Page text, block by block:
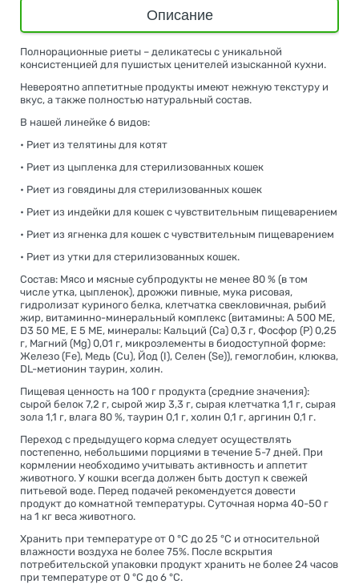
Описание
Полнорационные риеты – деликатесы с уникальной
консистенцией для пушистых ценителей изысканной кухни.
Невероятно аппетитные продукты имеют нежную текстуру и
вкус, а также полностью натуральный состав.
В нашей линейке 6 видов:
• Риет из телятины для котят
• Риет из цыпленка для стерилизованных кошек
• Риет из говядины для стерилизованных кошек
• Риет из индейки для кошек с чувствительным пищеварением
• Риет из ягненка для кошек с чувствительным пищеварением
• Риет из утки для стерилизованных кошек.
Состав: Мясо и мясные субпродукты не менее 80 % (в том
числе утка, цыпленок), дрожжи пивные, мука рисовая,
гидролизат куриного белка, клетчатка свекловичная, рыбий
жир, витаминно-минеральный комплекс (витамины: А 500 МЕ,
D3 50 ME, Е 5 МЕ, минералы: Кальций (Са) 0,3 г, Фосфор (Р) 0,25
г, Магний (Mg) 0,01 г, микроэлементы в биодоступной форме:
Железо (Fe), Медь (Cu), Йод (I), Селен (Se)), гемоглобин, клюква,
DL-метионин таурин, холин.
Пищевая ценность на 100 г продукта (средние значения):
сырой белок 7,2 г, сырой жир 3,3 г, сырая клетчатка 1,1 г, сырая
зола 1,1 г, влага 80 %, таурин 0,1 г, холин 0,1 г, аргинин 0,1 г.
Переход с предыдущего корма следует осуществлять
постепенно, небольшими порциями в течение 5-7 дней. При
кормлении необходимо учитывать активность и аппетит
животного. У кошки всегда должен быть доступ к свежей
питьевой воде. Перед подачей рекомендуется довести
продукт до комнатной температуры. Суточная норма 40-50 г
на 1 кг веса животного.
Хранить при температуре от 0 °С до 25 °С и относительной
влажности воздуха не более 75%. После вскрытия
потребительской упаковки продукт хранить не более 24 часов
при температуре от 0 °С до 6 °С.